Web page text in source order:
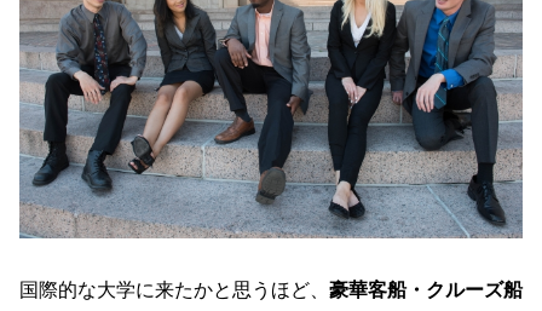
国際的な大学に来たかと思うほど、 豪華客船・クルーズ船